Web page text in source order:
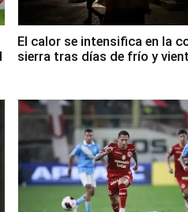
El calor se intensifica en la
sierra tras días de frío y